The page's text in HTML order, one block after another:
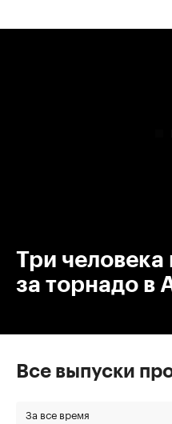
Три человека
за торнадо в
Все выпуски
За все время